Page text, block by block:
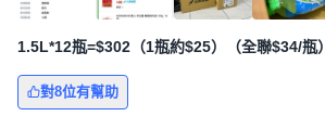
1.5L*12瓶=$302（1瓶約$25）（全聯$34/瓶）
對8位有幫助